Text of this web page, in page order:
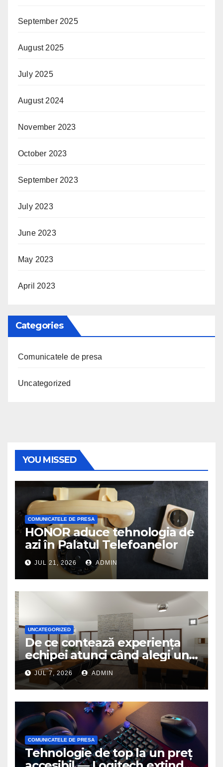
September 2025
August 2025
July 2025
August 2024
November 2023
October 2023
September 2023
July 2023
June 2023
May 2023
April 2023
Categories
Comunicatele de presa
Uncategorized
YOU MISSED
COMUNICATELE DE PRESA
HONOR aduce tehnologia de
azi în Palatul Telefoanelor
JUL 21, 2026 ADMIN
UNCATEGORIZED
De ce contează experiența
echipei atunci când alegi un
birou de arhitectură
JUL 7, 2026 ADMIN
COMUNICATELE DE PRESA
Tehnologie de top la un preț